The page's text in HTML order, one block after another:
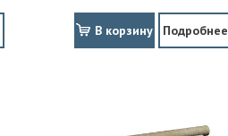
В корзину Подробнее